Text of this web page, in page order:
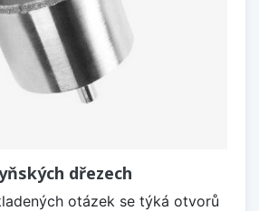
dřezech
otázek se týká otvorů